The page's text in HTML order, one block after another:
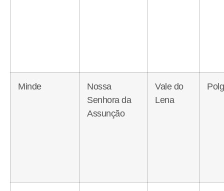
Minde
Nossa
Senhora da
Assunção
Vale do
Lena